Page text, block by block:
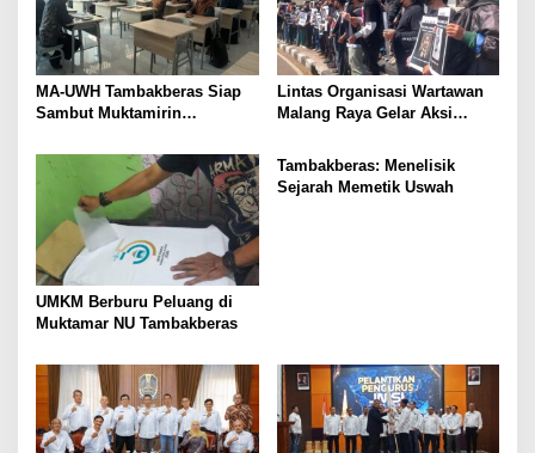
MA-UWH Tambakberas Siap
Sambut Muktamirin
Lintas Organisasi Wartawan
Malang Raya Gelar Aksi
Ireng”
UMKM Berburu Peluang di
Muktamar NU Tambakberas
Tambakberas: Menelisik
Sejarah Memetik Uswah